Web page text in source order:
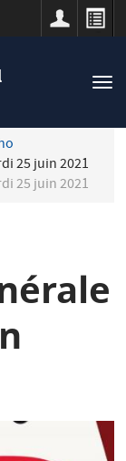
25 juin 2021
25 juin 2021